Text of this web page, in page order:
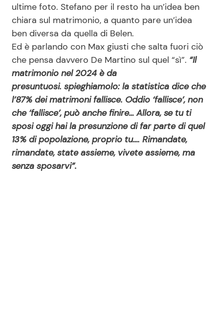
ultime foto. Stefano per il resto ha un’idea ben
chiara sul matrimonio, a quanto pare un’idea
ben diversa da quella di Belen.
Ed è parlando con Max giusti che salta fuori ciò
che pensa davvero De Martino sul quel “sì”. “Il
matrimonio nel 2024 è da
presuntuosi. spieghiamolo: la statistica dice che
l’87% dei matrimoni fallisce. Oddio ‘fallisce’, non
che ‘fallisce’, può anche finire… Allora, se tu ti
sposi oggi hai la presunzione di far parte di quel
13% di popolazione, proprio tu…. Rimandate,
rimandate, state assieme, vivete assieme, ma
senza sposarvi”.